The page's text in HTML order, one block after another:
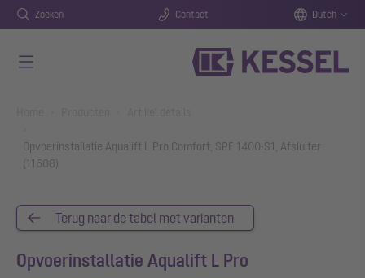
Zoeken Contact Dutch
Opvoerinstallatie Aqualift L Pro Comfort, SPF 1400-S1, Afsluiter
(11608)
Terug naar de tabel met varianten
Opvoerinstallatie Aqualift L Pro